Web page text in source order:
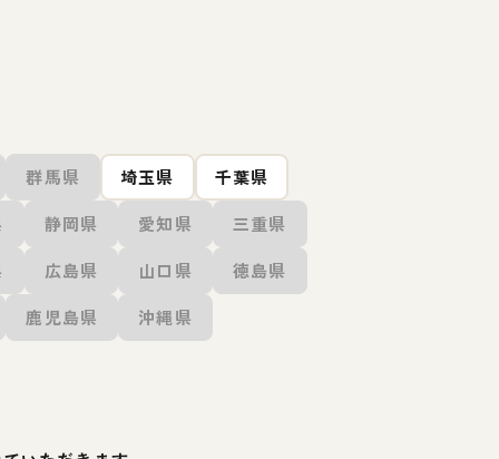
群馬県 埼玉県
千葉県
静岡県 愛知県
三重県
広島県 山口県
徳島県
鹿児島県 沖縄県